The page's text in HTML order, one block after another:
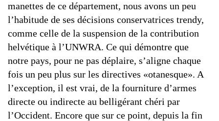
manettes de ce département, nous avons un peu
l’habitude de ses décisions conservatrices trendy,
comme celle de la suspension de la contribution
helvétique à l’UNWRA. Ce qui démontre que
notre pays, pour ne pas déplaire, s’aligne chaque
fois un peu plus sur les directives «otanesque». A
l’exception, il est vrai, de la fourniture d’armes
directe ou indirecte au belligérant chéri par
l’Occident. Encore que sur ce point, depuis la fin